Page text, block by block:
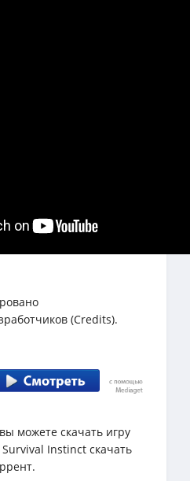
(Credits).
можете скачать игру
Instinct скачать